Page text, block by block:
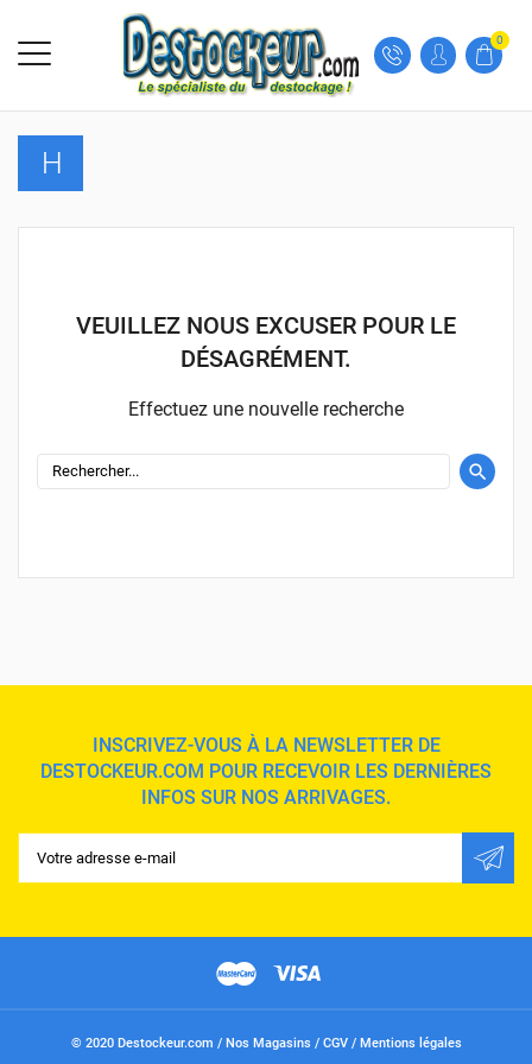
0
H
VEUILLEZ NOUS EXCUSER POUR LE
DÉSAGRÉMENT.
Effectuez une nouvelle recherche
INSCRIVEZ-VOUS À LA NEWSLETTER DE
DESTOCKEUR.COM POUR RECEVOIR LES DERNIÈRES
INFOS SUR NOS ARRIVAGES.
© 2020 Destockeur.com / Nos Magasins/ CGV/ Mentions légales